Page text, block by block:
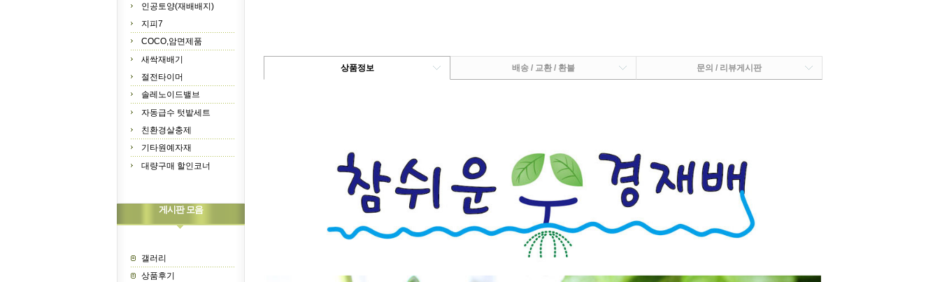
인공토양(재배배지)
지피7
COCO,암면제품
새싹재배기
절전타이머
솔레노이드밸브
자동급수 텃밭세트
친환경살충제
기타원예자재
대량구매 할인코너
게시판 모음
갤러리
상품후기
상품정보 배송 / 교환 / 환불 문의 / 리뷰게시판